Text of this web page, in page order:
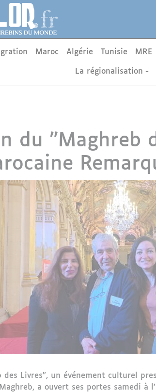
Maroc Algérie Tunisie MRE
La régionalisation
du "Maghreb
Livres", un événement culturel
a ouvert ses portes samedi